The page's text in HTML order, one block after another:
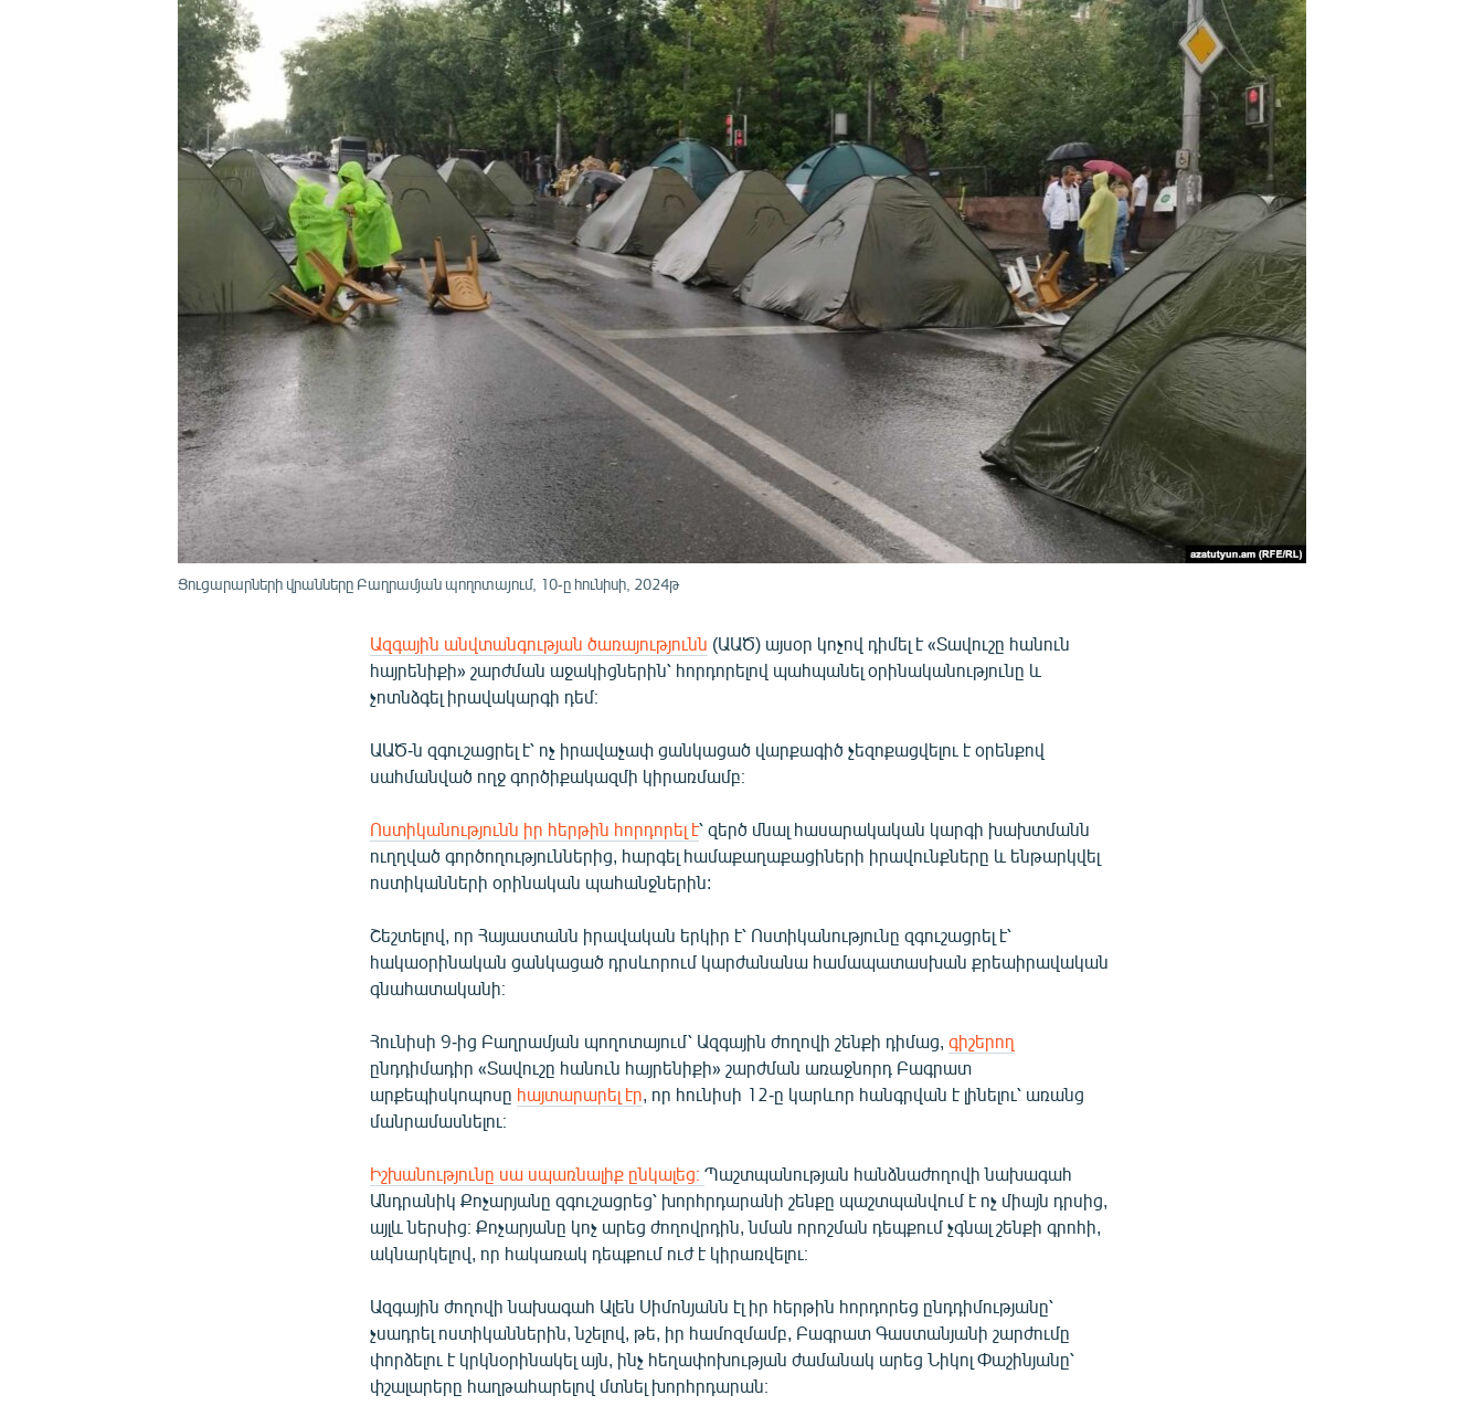
ՄԵԿՆԱԲԱՆՈՒԹՅՈՒՆ
ՁԳՏԵԼՈՎ ԼԱՎԱԳՈՒՅՆԻՆ
Ցուցարարների վրանները Բաղրամյան պողոտայում, 10-ը հունիսի, 2024թ
Ազգային անվտանգության ծառայությունն (ԱԱԾ) այսօր կոչով դիմել է «Տավուշը հանուն
հայրենիքի» շարժման աջակիցներին՝ հորդորելով պահպանել օրինականությունը և
չոտնձգել իրավակարգի դեմ։
ԱԱԾ-ն զգուշացրել է՝ ոչ իրավաչափ ցանկացած վարքագիծ չեզոքացվելու է օրենքով
սահմանված ողջ գործիքակազմի կիրառմամբ։
Ոստիկանությունն իր հերթին հորդորել է՝ զերծ մնալ հասարակական կարգի խախտմանն
ուղղված գործողություններից, հարգել համաքաղաքացիների իրավունքները և ենթարկվել
ոստիկանների օրինական պահանջներին:
Շեշտելով, որ Հայաստանն իրավական երկիր է՝ Ոստիկանությունը զգուշացրել է՝
հակաօրինական ցանկացած դրսևորում կարժանանա համապատասխան քրեաիրավական
գնահատականի։
Հունիսի 9-ից Բաղրամյան պողոտայում՝ Ազգային ժողովի շենքի դիմաց,գիշերող
ընդդիմադիր «Տավուշը հանուն հայրենիքի» շարժման առաջնորդ Բագրատ
արքեպիսկոպոսը հայտարարել էր, որ հունիսի 12-ը կարևոր հանգրվան է լինելու՝ առանց
մանրամասնելու։
Իշխանությունը սա սպառնալիք ընկալեց։Պաշտպանության հանձնաժողովի նախագահ
Անդրանիկ Քոչարյանը զգուշացրեց՝ խորհրդարանի շենքը պաշտպանվում է ոչ միայն դրսից,
այլև ներսից։ Քոչարյանը կոչ արեց ժողովրդին, նման որոշման դեպքում չգնալ շենքի գրոհի,
ակնարկելով, որ հակառակ դեպքում ուժ է կիրառվելու։
Ազգային ժողովի նախագահ Ալեն Սիմոնյանն էլ իր հերթին հորդորեց ընդդիմությանը՝
չսադրել ոստիկաններին, նշելով, թե, իր համոզմամբ, Բագրատ Գաստանյանի շարժումը
փորձելու է կրկնօրինակել այն, ինչ հեղափոխության ժամանակ արեց Նիկոլ Փաշինյանը՝
փշալարերը հաղթահարելով մտնել խորհրդարան։